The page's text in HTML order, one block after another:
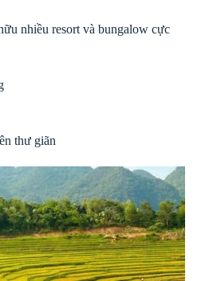
nhiều resort và bungalow cực
thư giãn